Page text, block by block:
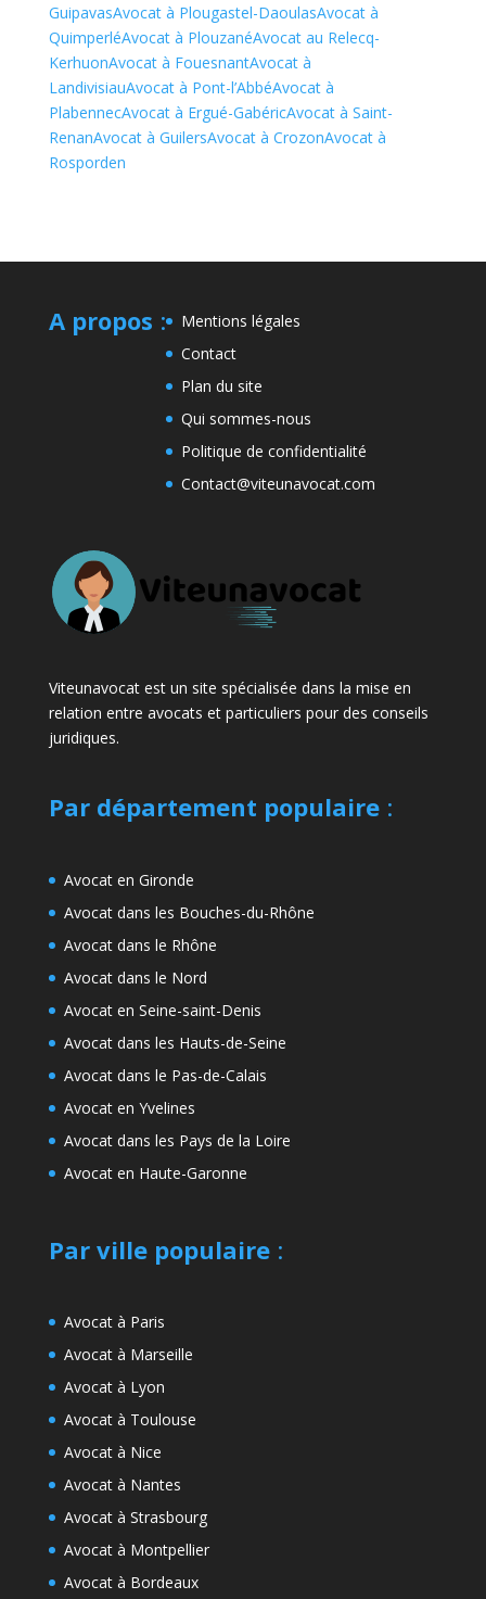
GuipavasAvocat à Plougastel-DaoulasAvocat à
QuimperléAvocat à PlouzanéAvocat au Relecq-
KerhuonAvocat à FouesnantAvocat à
LandivisiauAvocat à Pont-l’AbbéAvocat à
PlabennecAvocat à Ergué-GabéricAvocat à Saint-
RenanAvocat à GuilersAvocat à CrozonAvocat à
Rosporden
A propos :
Mentions légales
Contact
Plan du site
Qui sommes-nous
Politique de confidentialité
Contact@viteunavocat.com
Viteunavocat est un site spécialisée dans la mise en
relation entre avocats et particuliers pour des conseils
juridiques.
Par département populaire:
Avocat en Gironde
Avocat dans les Bouches-du-Rhône
Avocat dans le Rhône
Avocat dans le Nord
Avocat en Seine-saint-Denis
Avocat dans les Hauts-de-Seine
Avocat dans le Pas-de-Calais
Avocat en Yvelines
Avocat dans les Pays de la Loire
Avocat en Haute-Garonne
Par ville populaire:
Avocat à Paris
Avocat à Marseille
Avocat à Lyon
Avocat à Toulouse
Avocat à Nice
Avocat à Nantes
Avocat à Strasbourg
Avocat à Montpellier
Avocat à Bordeaux